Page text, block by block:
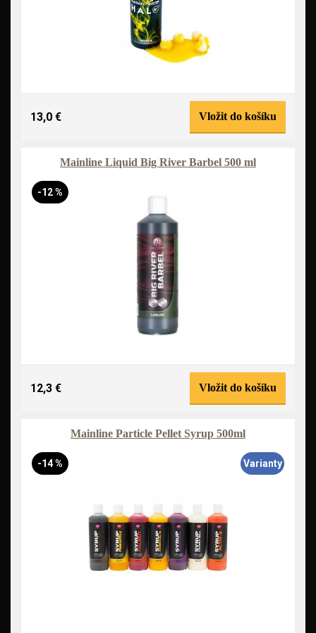
13,0 € Vložit do košíku
Mainline Liquid Big River Barbel 500 ml
-12 %
12,3 € Vložit do košíku
Mainline Particle Pellet Syrup 500ml
-14 % Varianty